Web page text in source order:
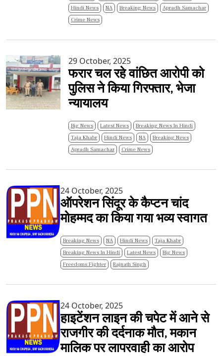
Hindi News
NA Breaking News
Apradh Samachar
Crime News
29 October, 2025
फरार चल रहे वांछित आरोपी को
पुलिस ने किया गिरफ्तार, भेजा
न्यायालय
Big News Latest News
Breaking News In Hindi
Taja Khabr
Hindi News NA
Breaking News
Apradh Samachar
Crime News
24 October, 2025
ऑपरेशन सिंदूर के कैप्टन चांद
मोहम्मद का किया गया भव्य स्वागत
Breaking News NA Hindi News
Taja Khabr
Breaking News In Hindi
Latest News
Big News
Freedoms Fighter
Rajnath Singh
24 October, 2025
हाइटेंशन लाइन की चपेट में आने से
राजगीर की दर्दनाक मौत, मकान
मालिक पर लापरवाही का आरोप